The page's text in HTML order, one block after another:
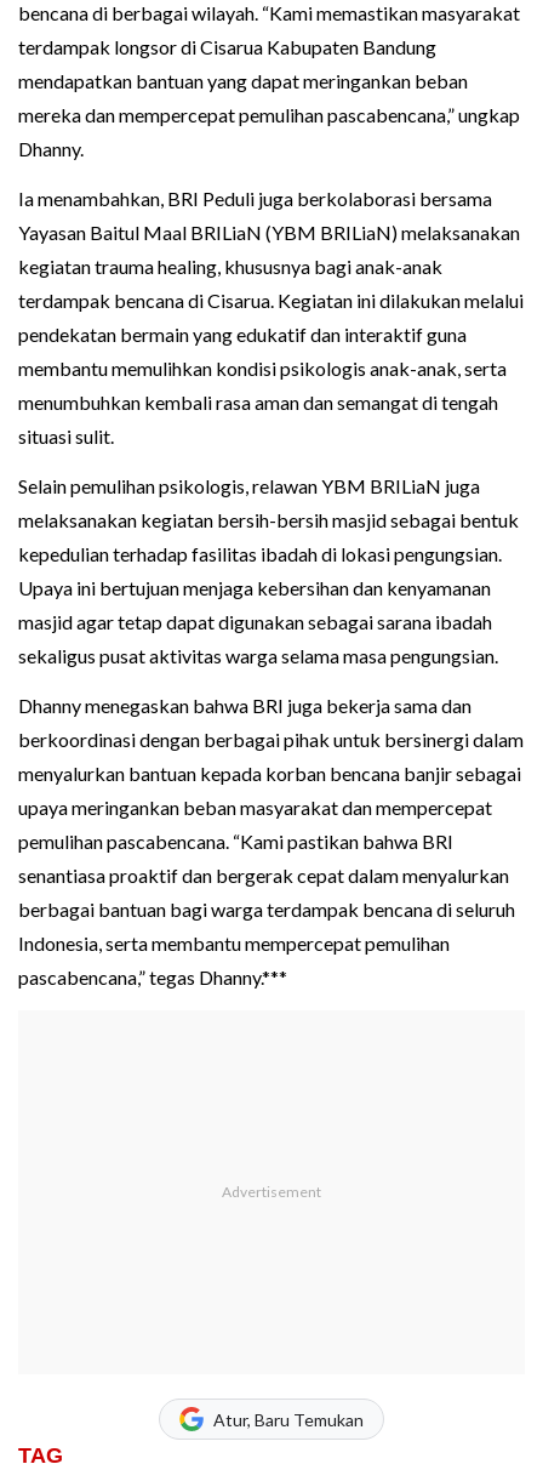
bencana di berbagai wilayah. “Kami memastikan masyarakat
terdampak longsor di Cisarua Kabupaten Bandung
mendapatkan bantuan yang dapat meringankan beban
mereka dan mempercepat pemulihan pascabencana,” ungkap
Dhanny.
Ia menambahkan, BRI Peduli juga berkolaborasi bersama
Yayasan Baitul Maal BRILiaN (YBM BRILiaN) melaksanakan
kegiatan trauma healing, khususnya bagi anak-anak
terdampak bencana di Cisarua. Kegiatan ini dilakukan melalui
pendekatan bermain yang edukatif dan interaktif guna
membantu memulihkan kondisi psikologis anak-anak, serta
menumbuhkan kembali rasa aman dan semangat di tengah
situasi sulit.
Selain pemulihan psikologis, relawan YBM BRILiaN juga
melaksanakan kegiatan bersih-bersih masjid sebagai bentuk
kepedulian terhadap fasilitas ibadah di lokasi pengungsian.
Upaya ini bertujuan menjaga kebersihan dan kenyamanan
masjid agar tetap dapat digunakan sebagai sarana ibadah
sekaligus pusat aktivitas warga selama masa pengungsian.
Dhanny menegaskan bahwa BRI juga bekerja sama dan
berkoordinasi dengan berbagai pihak untuk bersinergi dalam
menyalurkan bantuan kepada korban bencana banjir sebagai
upaya meringankan beban masyarakat dan mempercepat
pemulihan pascabencana. “Kami pastikan bahwa BRI
senantiasa proaktif dan bergerak cepat dalam menyalurkan
berbagai bantuan bagi warga terdampak bencana di seluruh
Indonesia, serta membantu mempercepat pemulihan
pascabencana,” tegas Dhanny.***
Atur, Baru Temukan
TAG